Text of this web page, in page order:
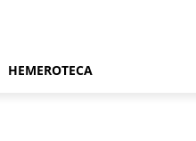
HEMEROTECA